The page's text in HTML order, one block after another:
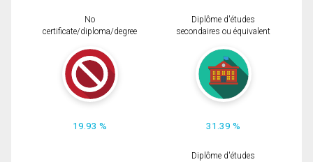
No
certificate/diploma/degree
19.93 %
Diplôme d'études
secondaires ou équivalent
31.39 %
Diplôme d'études